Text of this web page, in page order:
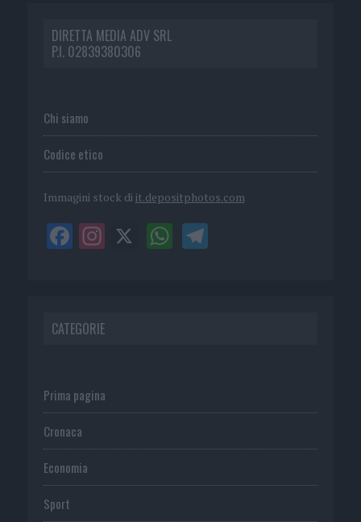
DIRETTA MEDIA ADV SRL
P.I. 02839380306
Chi siamo
Codice etico
Immagini stock di it.depositphotos.com
CATEGORIE
Prima pagina
Cronaca
Economia
Sport